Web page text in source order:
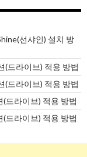
선샤인) 설치 방
(드라이브) 적용 방법
(드라이브) 적용 방법
드라이브) 적용 방법
드라이브) 적용 방법